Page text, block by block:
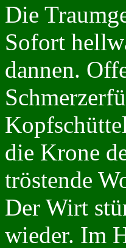
Die
Sofort
dannen.
die Krone
tröstende
Der Wirt
wieder. Im